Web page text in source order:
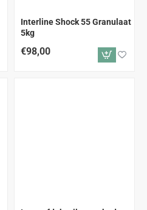
Interline Shock 55 Granulaat
5kg
€98,00